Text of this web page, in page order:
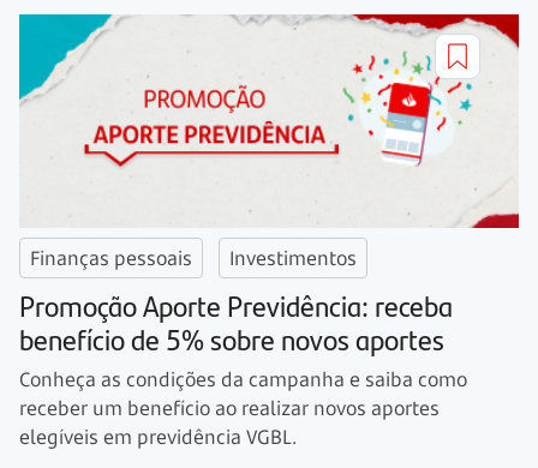
Finanças pessoais Investimentos
Promoção Aporte Previdência: receba
benefício de 5% sobre novos aportes
Conheça as condições da campanha e saiba como
receber um benefício ao realizar novos aportes
elegíveis em previdência VGBL.